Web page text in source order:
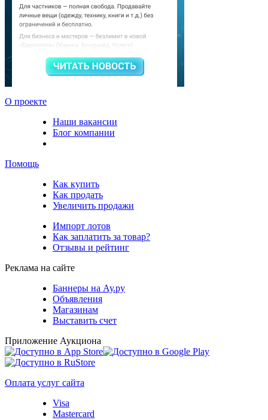
О проекте
Наши вакансии
Блог компании
Помощь
Как купить
Как продать
Увеличить продажи
Импорт лотов
Как заплатить за товар?
Отзывы и рейтинг
Реклама на сайте
Баннеры на Ау.ру
Объявления
Магазинам
Выставить счет
Приложение Аукциона
Оплата услуг сайта
Visa
Mastercard